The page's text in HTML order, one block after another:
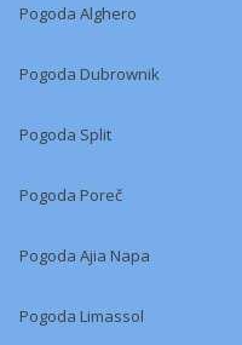
Pogoda Alghero
Pogoda Dubrownik
Pogoda Split
Pogoda Poreč
Pogoda Ajia Napa
Pogoda Limassol